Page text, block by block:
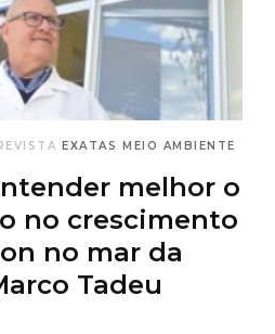
EXATAS MEIO AMBIENTE
melhor o
no crescimento
no mar da
Tadeu